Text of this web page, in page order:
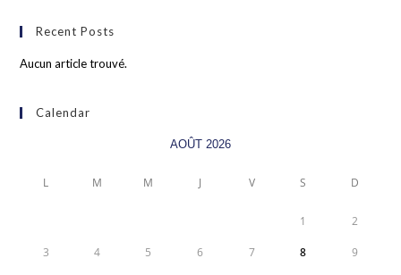
Recent Posts
Aucun article trouvé.
Calendar
AOÛT 2026
L M M J V S D
1 2
3 4 5 6 7 8 9